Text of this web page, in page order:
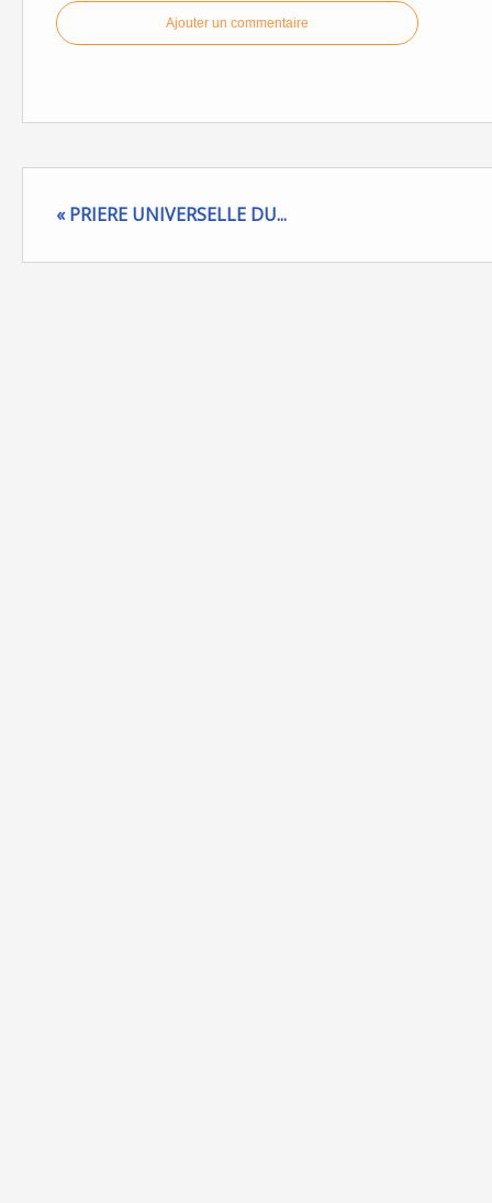
Ajouter un commentaire
« PRIERE UNIVERSELLE DU...